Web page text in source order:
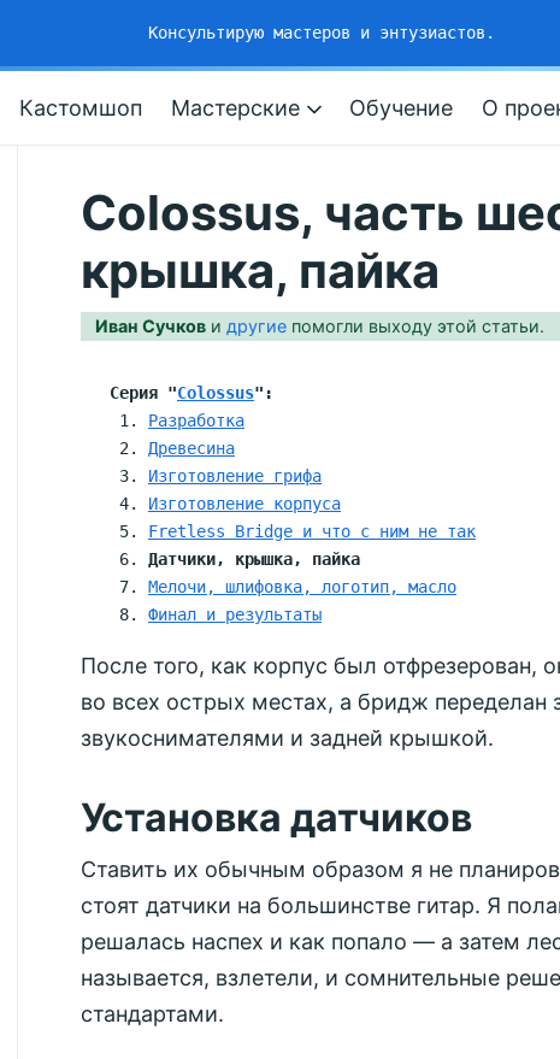
Консультирую мастеров и энтузиастов.
Кастомшоп Мастерские Обучение О
Colossus, часть
крышка, пайка
Иван Сучков и другие помогли выходу этой статьи.
Серия "Colossus":
Разработка
Древесина
Изготовление грифа
Изготовление корпуса
Fretless Bridge и что с ним не так
Датчики, крышка, пайка
Мелочи, шлифовка, логотип, масло
Финал и результаты
После того, как корпус был отфрезерован,
во всех острых местах, а бридж переделан
звукоснимателями и задней крышкой.
Установка датчиков
Ставить их обычным образом я не
стоят датчики на большинстве гитар. Я
решалась наспех и как попало — а затем
называется, взлетели, и сомнительные
стандартами.